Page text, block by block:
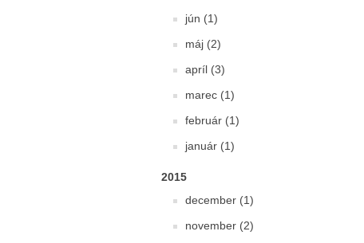
jún (1)
máj (2)
apríl (3)
marec (1)
február (1)
január (1)
2015
december (1)
november (2)